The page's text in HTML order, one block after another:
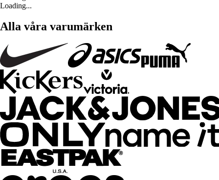
Loading...
Alla våra varumärken